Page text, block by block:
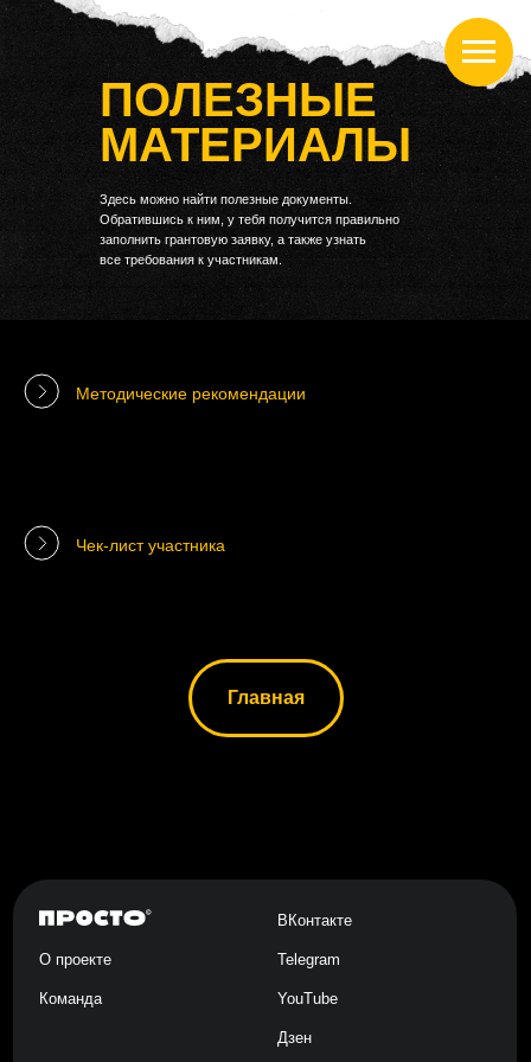
ПОЛЕЗНЫЕ
МАТЕРИАЛЫ
Здесь можно найти полезные документы.
Обратившись к ним, у тебя получится правильно
заполнить грантовую заявку, а также узнать
все требования к участникам.
Методические рекомендации
Чек-лист участника
Главная
ВКонтакте
О проекте Telegram
Команда YouTube
Дзен